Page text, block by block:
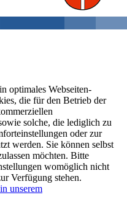
optimales Webseiten-
die für den Betrieb der
solche, die lediglich zu
oder zur
werden. Sie können selbst
möchten. Bitte
womöglich nicht
Verfügung stehen.
unserem